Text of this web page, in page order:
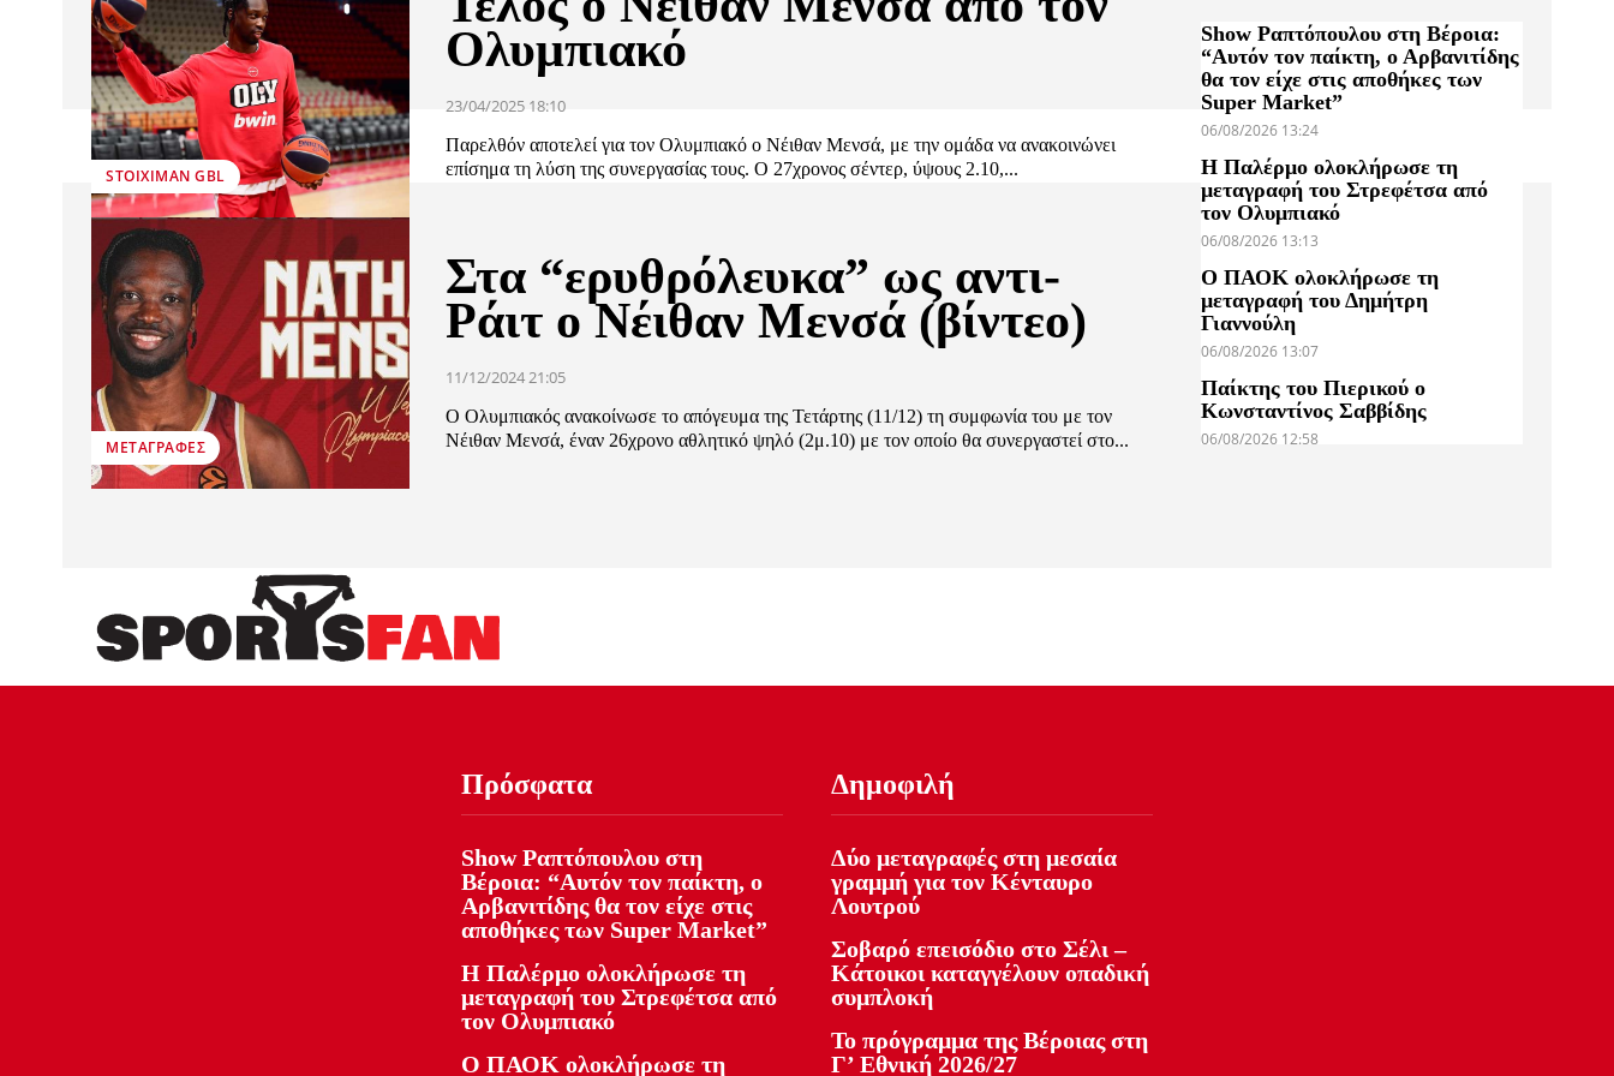
STOIXIMAN GBL
Ολυμπιακό
23/04/2025 18:10
Παρελθόν αποτελεί για τον Ολυμπιακό ο Νέιθαν Μενσά, με την ομάδα να ανακοινώνει
επίσημα τη λύση της συνεργασίας τους. Ο 27χρονος σέντερ, ύψους 2.10,...
ΜΕΤΑΓΡΑΦΈΣ
Στα “ερυθρόλευκα” ως αντι-
Ράιτ ο Νέιθαν Μενσά (βίντεο)
11/12/2024 21:05
Ο Ολυμπιακός ανακοίνωσε το απόγευμα της Τετάρτης (11/12) τη συμφωνία του με τον
Νέιθαν Μενσά, έναν 26χρονο αθλητικό ψηλό (2μ.10) με τον οποίο θα συνεργαστεί στο...
Show Ραπτόπουλου στη Βέροια:
“Αυτόν τον παίκτη, ο Αρβανιτίδης
θα τον είχε στις αποθήκες των
Super Market”
06/08/2026 13:24
Η Παλέρμο ολοκλήρωσε τη
μεταγραφή του Στρεφέτσα από
τον Ολυμπιακό
06/08/2026 13:13
Ο ΠΑΟΚ ολοκλήρωσε τη
μεταγραφή του Δημήτρη
Γιαννούλη
06/08/2026 13:07
Παίκτης του Πιερικού ο
Κωνσταντίνος Σαββίδης
06/08/2026 12:58
Πρόσφατα
Show Ραπτόπουλου στη
Βέροια: “Αυτόν τον παίκτη, ο
Αρβανιτίδης θα τον είχε στις
αποθήκες των Super Market”
Η Παλέρμο ολοκλήρωσε τη
μεταγραφή του Στρεφέτσα από
τον Ολυμπιακό
Ο ΠΑΟΚ ολοκλήρωσε τη
Δημοφιλή
Δύο μεταγραφές στη μεσαία
γραμμή για τον Κένταυρο
Λουτρού
Σοβαρό επεισόδιο στο Σέλι –
Κάτοικοι καταγγέλουν οπαδική
συμπλοκή
Το πρόγραμμα της Βέροιας στη
Γ’ Εθνική 2026/27